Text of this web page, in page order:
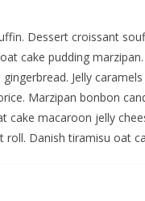
Dessert croissant
cake pudding
Jelly
Marzipan bonbon
macaroon jelly
roll. Danish tiramisu oat